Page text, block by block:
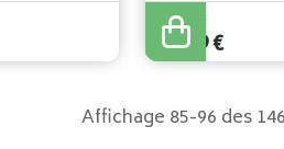
29,99 €
23,99€
Affichage 85-96 des